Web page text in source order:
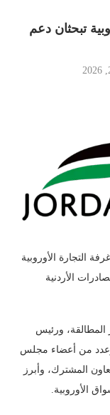
تبحثان دعم
التجارة الأوروبية
الأردنية
ورئيس
من أعضاء مجلس
المشترك، وأبرز
الأوروبية.